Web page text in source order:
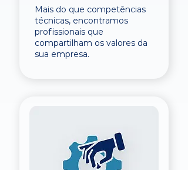
Mais do que competências
técnicas, encontramos
profissionais que
compartilham os valores da
sua empresa.